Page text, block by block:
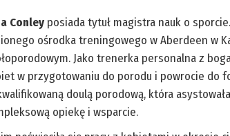
Conley posiada tytuł magistra nauk o
ośrodka treningowego w Aberdeen w
Jako trenerka personalna z
w przygotowaniu do porodu i powrocie do
doulą porodową, która
opiekę i wsparcie.